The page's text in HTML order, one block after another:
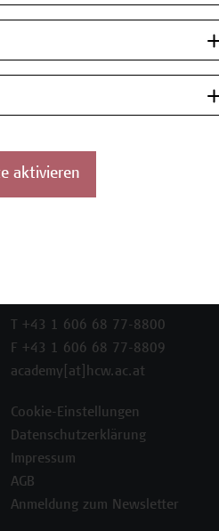
T +43 1 606 68 77-8800
F +43 1 606 68 77-8809
academy[at]hcw.ac.at
Cookie-Einstellungen
Datenschutzerklärung
Impressum
AGB
Anmeldung zum Newsletter
aktivieren